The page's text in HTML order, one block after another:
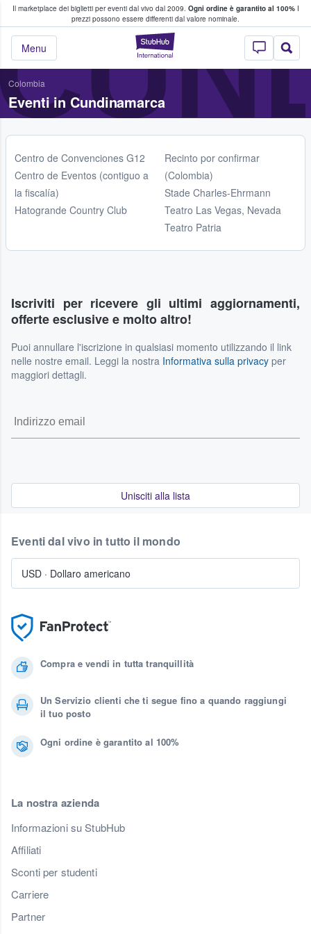
Il marketplace dei biglietti per eventi dal vivo dal 2009. Ogni ordine è garantito al 100%I
prezzi possono essere differenti dal valore nominale.
StubHub - Dove
Menu
fan comprano e vendono biglietti
Colombia
Eventi in Cundinamarca
Centro de Convenciones G12
Centro de Eventos (contiguo a
la fiscalía)
Hatogrande Country Club
Recinto por confirmar
(Colombia)
Stade Charles-Ehrmann
Teatro Las Vegas, Nevada
Teatro Patria
Iscriviti per ricevere gli ultimi aggiornamenti,
offerte esclusive e molto altro!
Puoi annullare l'iscrizione in qualsiasi momento utilizzando il link
nelle nostre email. Leggi la nostra Informativa sulla privacy per
maggiori dettagli.
Unisciti alla lista
Compra e vendi in tutta tranquillità
Un Servizio clienti che ti segue fino a quando raggiungi
il tuo posto
Ogni ordine è garantito al 100%
La nostra azienda
Informazioni su StubHub
Affiliati
Sconti per studenti
Carriere
Partner
Eventi dal vivo in tutto il mondo
USD · Dollaro americano